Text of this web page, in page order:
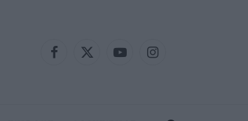
Facebook
X
YouTubeInstagram